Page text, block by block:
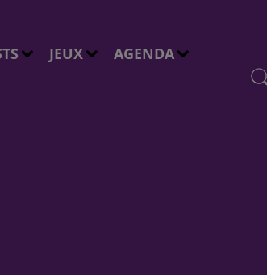
JEUX AGENDA